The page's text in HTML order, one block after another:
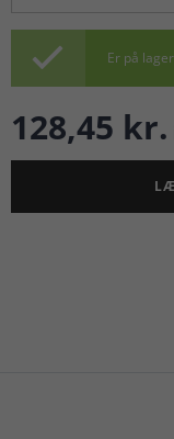
 Er på lager
128,45 kr.